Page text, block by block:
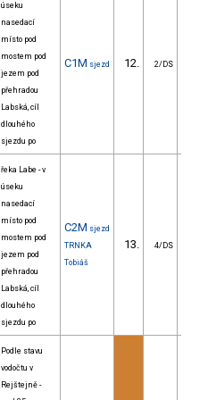
úseku
nasedací
místo pod
mostem pod
jezem pod
přehradou
Labská, cíl
dlouhého
sjezdu po
C1M sjezd 12. 2/DS
řeka Labe - v
úseku
nasedací
místo pod
mostem pod
jezem pod
přehradou
Labská, cíl
dlouhého
sjezdu po
C2M sjezd
TRNKA
Tobiáš
13. 4/DS
Podle stavu
vodočtu v
Rejštejně -